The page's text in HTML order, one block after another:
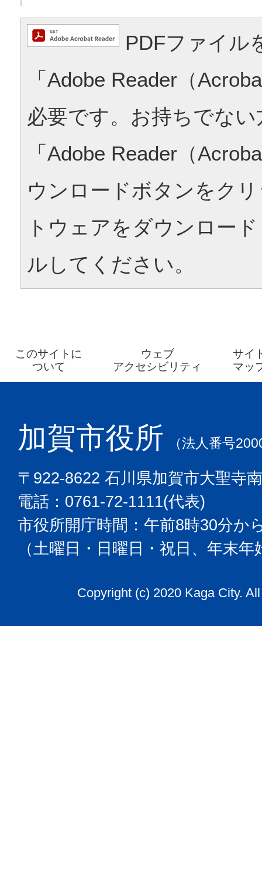
PDFファイル
「Adobe Reader（
必要です。お持ちでな
「Adobe Reader（
ウンロードボタンをク
トウェアをダウンロー
ルしてください。
このサイトに
ついて
ウェブ
アクセシビリティ
サイ
マッ
加賀市役所 （法人番号
〒922-8622 石川県加賀市大聖寺
電話：0761-72-1111(代表)
市役所開庁時間：午前8時30分か
（土曜日・日曜日・祝日、年末
Copyright (c) 2020 Kaga City.